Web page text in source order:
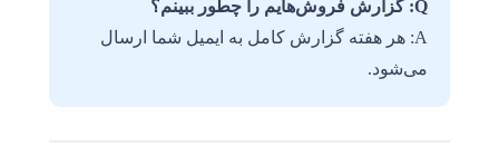
Q: گزارش فروش‌هایم را چطور ببینم؟
A: هر هفته گزارش کامل به ایمیل شما ارسال
می‌شود.